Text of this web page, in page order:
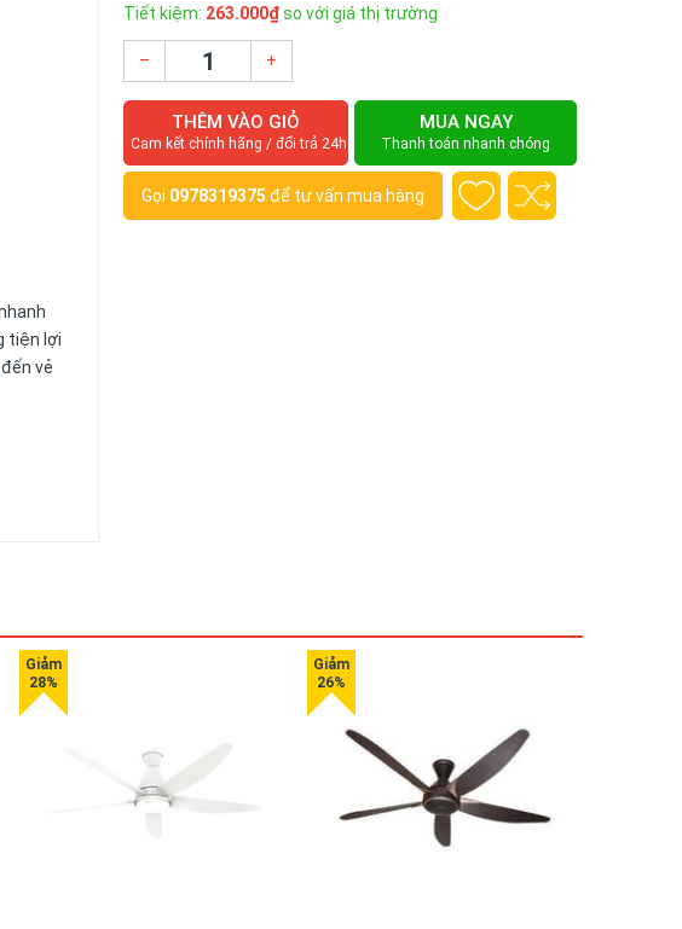
tiện lợi
vẻ
Vỏ
nhanh
Tiết kiệm: 263.000₫so với giá thị trường
– +
THÊM VÀO GIỎ
Cam kết chính hãng / đổi trả 24h
MUA NGAY
Thanh toán nhanh chóng
Gọi 0978319375 để tư vấn mua hàng